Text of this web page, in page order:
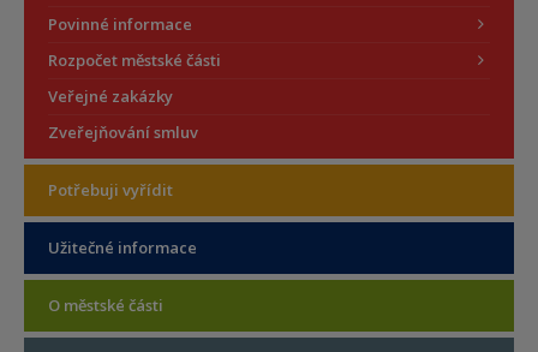
Povinné informace
Rozpočet městské části
Veřejné zakázky
Zveřejňování smluv
Potřebuji vyřídit
Užitečné informace
O městské části